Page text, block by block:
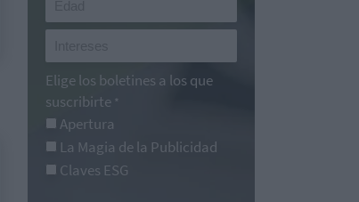
Elige los boletines a los que
suscribirte *
Apertura
La Magia de la Publicidad
Claves ESG